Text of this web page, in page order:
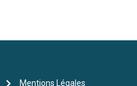
Mentions Légales